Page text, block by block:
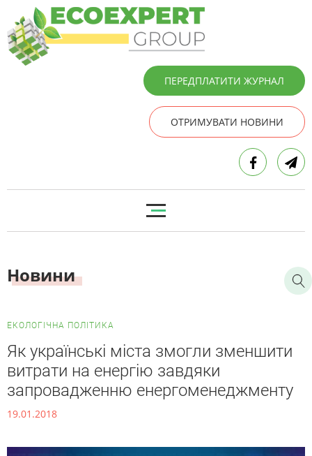
ПЕРЕДПЛАТИТИ ЖУРНАЛ
ОТРИМУВАТИ НОВИНИ
Новини
ЕКОЛОГІЧНА ПОЛІТИКА
Як українські міста змогли зменшити
витрати на енергію завдяки
запровадженню енергоменеджменту
19.01.2018